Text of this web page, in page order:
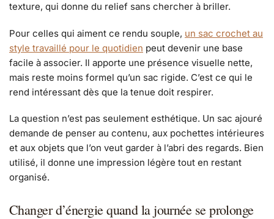
texture, qui donne du relief sans chercher à briller.
Pour celles qui aiment ce rendu souple, un sac crochet au
style travaillé pour le quotidien peut devenir une base
facile à associer. Il apporte une présence visuelle nette,
mais reste moins formel qu’un sac rigide. C’est ce qui le
rend intéressant dès que la tenue doit respirer.
La question n’est pas seulement esthétique. Un sac ajouré
demande de penser au contenu, aux pochettes intérieures
et aux objets que l’on veut garder à l’abri des regards. Bien
utilisé, il donne une impression légère tout en restant
organisé.
Changer d’énergie quand la journée se prolonge